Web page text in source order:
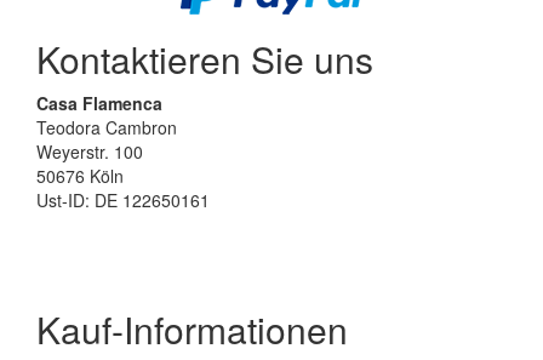
Kontaktieren Sie uns
Casa Flamenca
Teodora Cambron
Weyerstr. 100
50676 Köln
Ust-ID: DE 122650161
Kauf-Informationen